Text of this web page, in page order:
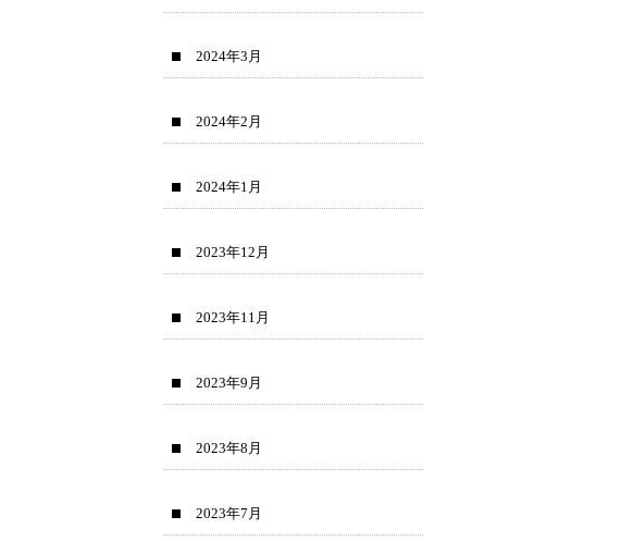
2024年3月
2024年2月
2024年1月
2023年12月
2023年11月
2023年9月
2023年8月
2023年7月